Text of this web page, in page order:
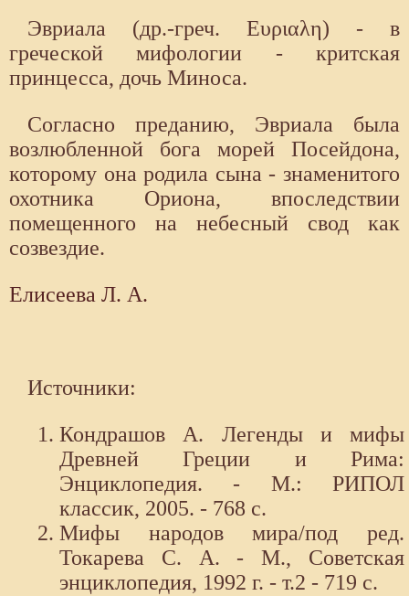
Эвриала (др.-греч. Ευριαλη) - в
греческой мифологии - критская
принцесса, дочь Миноса.
Согласно преданию, Эвриала была
возлюбленной бога морей Посейдона,
которому она родила сына - знаменитого
охотника Ориона, впоследствии
помещенного на небесный свод как
созвездие.
Елисеева Л. А.
Источники:
Кондрашов А. Легенды и мифы
Древней Греции и Рима:
Энциклопедия. - М.: РИПОЛ
классик, 2005. - 768 с.
Мифы народов мира/под ред.
Токарева С. А. - М., Советская
энциклопедия, 1992 г. - т.2 - 719 с.